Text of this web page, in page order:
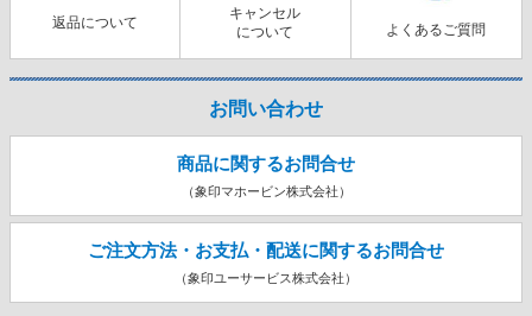
返品について
キャンセル
について
よくあるご質問
お問い合わせ
商品に関するお問合せ
（象印マホービン株式会社）
ご注文方法・お支払・配送に関するお問合せ
（象印ユーサービス株式会社）